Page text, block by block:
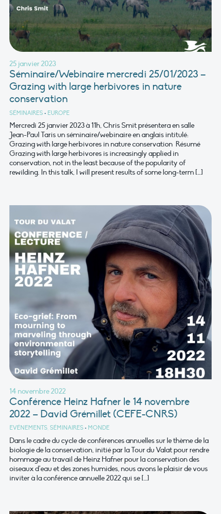
25 janvier 2023
Séminaire/Webinaire mercredi 25/01/2023 –
Grazing with large herbivores in nature
conservation
SÉMINAIRES • EUROPE
Mercredi 25 janvier 2023 à 11h, Chris Smit présentera en salle
Jean-Paul Taris un séminaire/webinaire en anglais intitulé:
Grazing with large herbivores in nature conservation Résumé
Grazing with large herbivores is increasingly applied in
conservation, not in the least because of the popularity of
rewilding. In this talk, I will present results of some long-term […]
14 novembre 2022
Conférence Heinz Hafner le 14 novembre
2022 – David Grémillet (CEFE-CNRS)
EVÉNEMENTS, SÉMINAIRES • MONDE
Dans le cadre du cycle de conférences annuelles sur le thème de la
biologie de la conservation, initié par la Tour du Valat pour rendre
hommage au travail de Heinz Hafner pour la conservation des
oiseaux d’eau et des zones humides, nous avons le plaisir de vous
inviter à la conférence annuelle 2022 qui se […]